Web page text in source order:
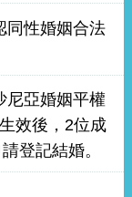
同性婚姻合法
尼亞婚姻平權
效後，2位成
登記結婚。